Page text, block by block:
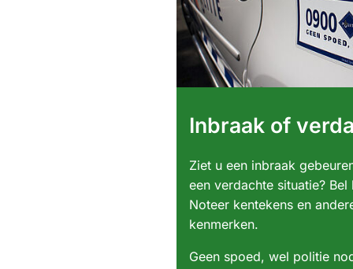
Inbraak of
Ziet u een inbraak
een verdachte situatie? Bel
Noteer kentekens en
kenmerken.
Geen spoed, wel politie